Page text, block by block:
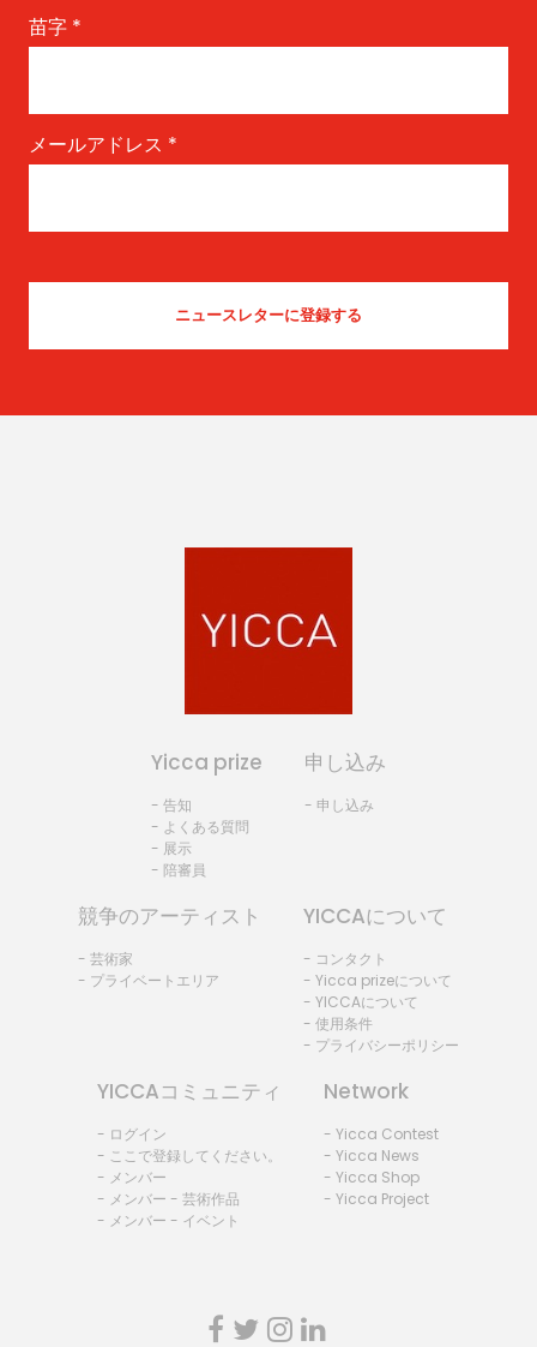
苗字 *
メールアドレス *
Yicca prize
- 告知
- よくある質問
- 展示
- 陪審員
申し込み
- 申し込み
競争のアーティスト
- 芸術家
- プライベートエリア
YICCAについて
- コンタクト
- Yicca prizeについて
- YICCAについて
- 使用条件
- プライバシーポリシー
YICCAコミュニティ
- ログイン
- ここで登録してください。
- メンバー
- メンバー - 芸術作品
- メンバー - イベント
Network
- Yicca Contest
- Yicca News
- Yicca Shop
- Yicca Project